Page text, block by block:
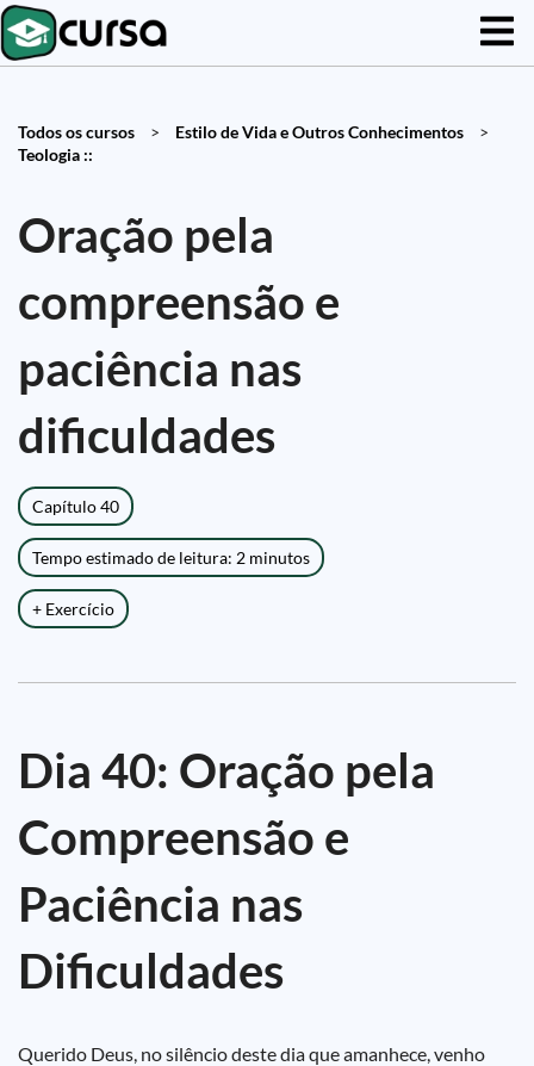
Todos os cursos > Estilo de Vida e Outros Conhecimentos
>
Teologia ::
Oração pela
compreensão e
paciência nas
dificuldades
Capítulo 40
Tempo estimado de leitura: 2 minutos
+ Exercício
Dia 40: Oração pela
Compreensão e
Paciência nas
Dificuldades
Querido Deus, no silêncio deste dia que amanhece, venho